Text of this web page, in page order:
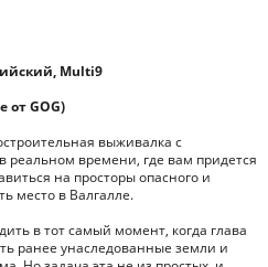
Multi9
от GOG)
выживалка с
времени, где вам придется
на просторы опасного и
место в Валгалле.
в тот самый момент, когда глава
ранее унаследованные земли и